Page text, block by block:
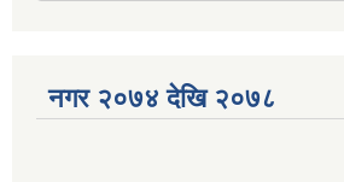
नगर २०७४ देखि २०७८